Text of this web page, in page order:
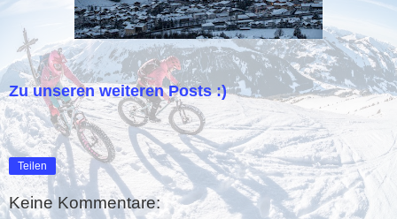
Zu unseren weiteren Posts :)
Teilen
Keine Kommentare: